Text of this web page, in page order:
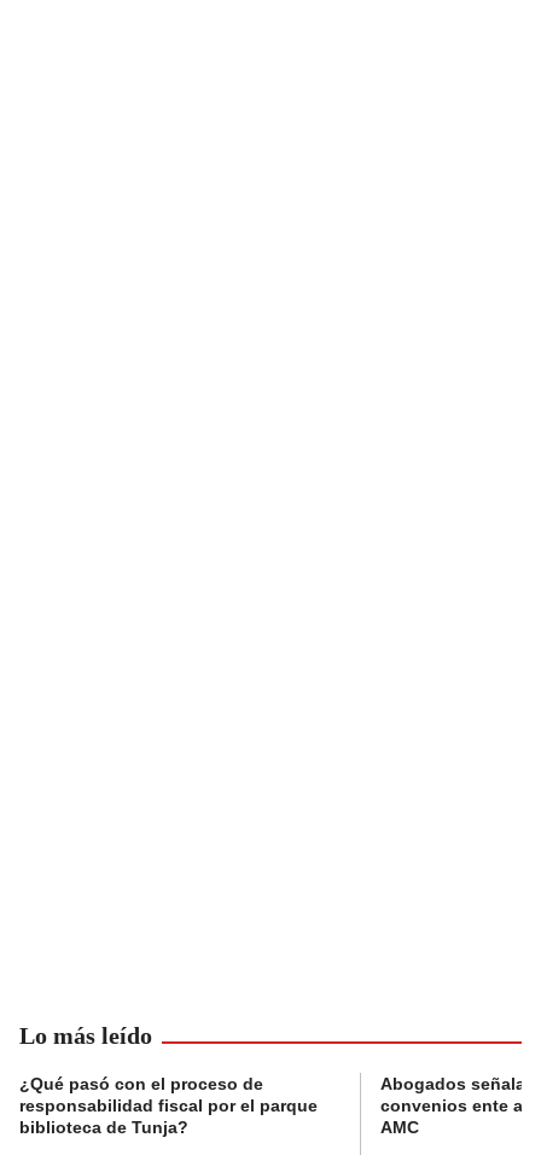
Lo más leído
¿Qué pasó con el proceso de
responsabilidad fiscal por el parque
biblioteca de Tunja?
Abogados
convenios ente
AMC